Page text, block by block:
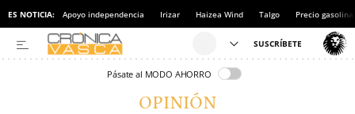
ES NOTICIA: Apoyo independencia Irizar Haizea Wind Talgo Precio gasolina
Pásate al MODO AHORRO
OPINIÓN